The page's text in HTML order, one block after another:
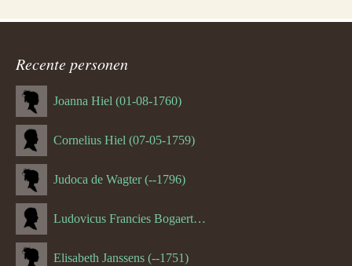
Recente personen
Joanna Hiel (01-08-1760)
Cornelius Hiel (07-05-1759)
Judoca de Wagter (--1796)
Ludovicus Francies Bogaert (--1825)
Elisabeth Janssens (--1751)